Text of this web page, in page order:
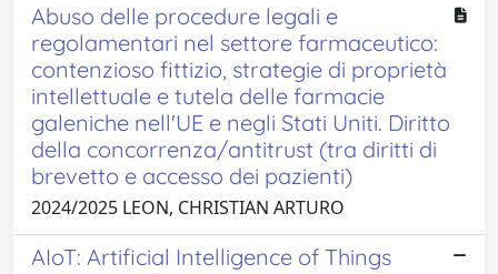
Abuso delle procedure legali e
regolamentari nel settore farmaceutico:
contenzioso fittizio, strategie di proprietà
intellettuale e tutela delle farmacie
galeniche nell'UE e negli Stati Uniti. Diritto
della concorrenza/antitrust (tra diritti di
brevetto e accesso dei pazienti)
2024/2025 LEON, CHRISTIAN ARTURO
AIoT: Artificial Intelligence of Things